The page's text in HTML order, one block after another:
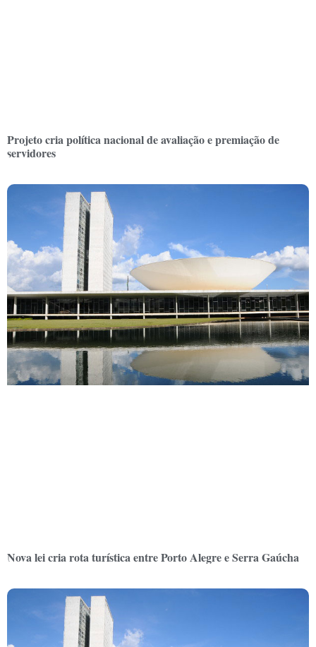
Projeto cria política nacional de avaliação e premiação de
servidores
Nova lei cria rota turística entre Porto Alegre e Serra Gaúcha